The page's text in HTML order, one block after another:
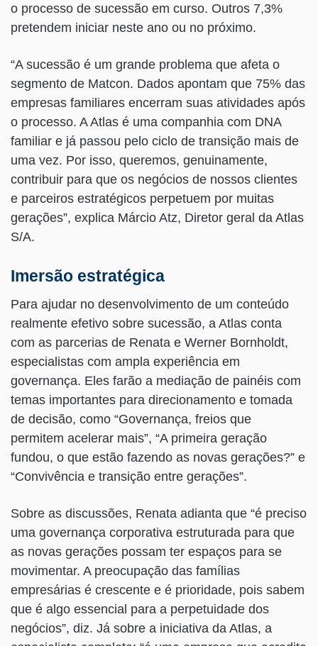
o processo de sucessão em curso. Outros 7,3%
pretendem iniciar neste ano ou no próximo.
“A sucessão é um grande problema que afeta o
segmento de Matcon. Dados apontam que 75% das
empresas familiares encerram suas atividades após
o processo. A Atlas é uma companhia com DNA
familiar e já passou pelo ciclo de transição mais de
uma vez. Por isso, queremos, genuinamente,
contribuir para que os negócios de nossos clientes
e parceiros estratégicos perpetuem por muitas
gerações”, explica Márcio Atz, Diretor geral da Atlas
S/A.
Imersão estratégica
Para ajudar no desenvolvimento de um conteúdo
realmente efetivo sobre sucessão, a Atlas conta
com as parcerias de Renata e Werner Bornholdt,
especialistas com ampla experiência em
governança. Eles farão a mediação de painéis com
temas importantes para direcionamento e tomada
de decisão, como “Governança, freios que
permitem acelerar mais”, “A primeira geração
fundou, o que estão fazendo as novas gerações?” e
“Convivência e transição entre gerações”.
Sobre as discussões, Renata adianta que “é preciso
uma governança corporativa estruturada para que
as novas gerações possam ter espaços para se
movimentar. A preocupação das famílias
empresárias é crescente e é prioridade, pois sabem
que é algo essencial para a perpetuidade dos
negócios”, diz. Já sobre a iniciativa da Atlas, a